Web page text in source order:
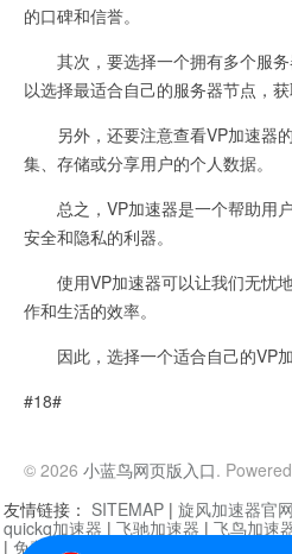
的口碑和信誉。
其次，要选择一个拥有多个服务
以选择最适合自己的服务器节点，获
另外，还要注意查看VP加速器
集、存储或分享用户的个人数据。
总之，VP加速器是一个帮助用
安全和隐私的利器。
使用VP加速器可以让我们无忧
作和生活的效率。
因此，选择一个适合自己的VP加
#18#
© 2026 小蓝鸟网页版入口.
友情链接： SITEMAP | 旋风加速器官网
quickq加速器 | 飞驰加速器 | 飞鸟加速
| 免费vqn加速外网